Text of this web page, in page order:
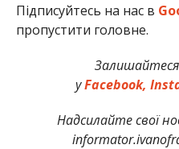
Підписуйтесь на нас в
пропустити головне.
Залишайтеся
уFacebook,
Надсилайте свої